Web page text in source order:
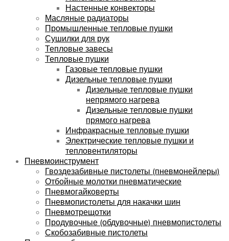
Настенные конвекторы
Масляные радиаторы
Промышленные тепловые пушки
Сушилки для рук
Тепловые завесы
Тепловые пушки
Газовые тепловые пушки
Дизельные тепловые пушки
Дизельные тепловые пушки
непрямого нагрева
Дизельные тепловые пушки
прямого нагрева
Инфракрасные тепловые пушки
Электрические тепловые пушки и
тепловентиляторы
Пневмоинструмент
Гвоздезабивные пистолеты (пневмонейлеры)
Отбойные молотки пневматические
Пневмогайковерты
Пневмопистолеты для накачки шин
Пневмотрещотки
Продувочные (обдувочные) пневмопистолеты
Скобозабивные пистолеты